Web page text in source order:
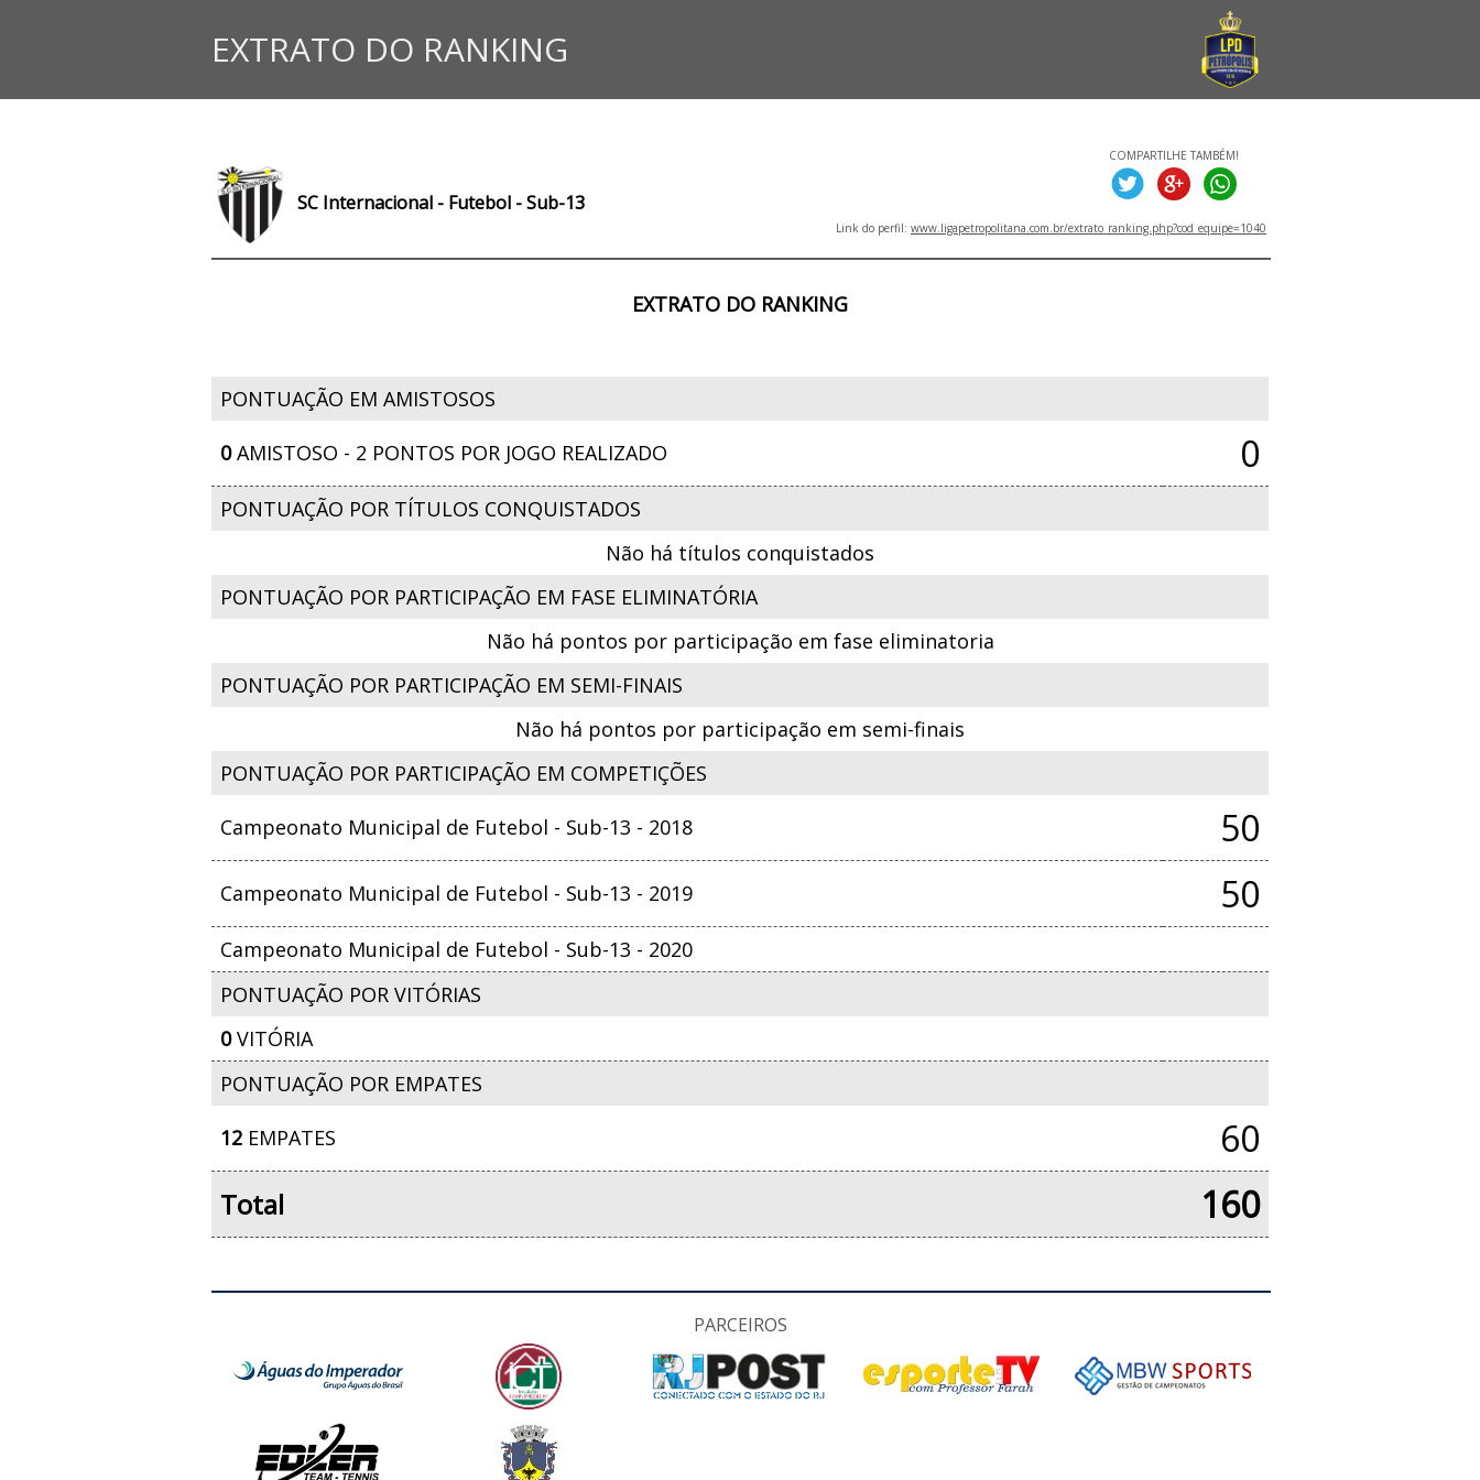
EXTRATO DO RANKING
SC Internacional - Futebol - Sub-13
COMPARTILHE TAMBÉM!
Link do perfil: www.ligapetropolitana.com.br/extrato_ranking.php?cod_equipe=1040
EXTRATO DO RANKING
PONTUAÇÃO EM AMISTOSOS
0AMISTOSO - 2 PONTOS POR JOGO REALIZADO 0
PONTUAÇÃO POR TÍTULOS CONQUISTADOS
Não há títulos conquistados
PONTUAÇÃO POR PARTICIPAÇÃO EM FASE ELIMINATÓRIA
Não há pontos por participação em fase eliminatoria
PONTUAÇÃO POR PARTICIPAÇÃO EM SEMI-FINAIS
Não há pontos por participação em semi-finais
PONTUAÇÃO POR PARTICIPAÇÃO EM COMPETIÇÕES
Campeonato Municipal de Futebol - Sub-13 - 2018 50
Campeonato Municipal de Futebol - Sub-13 - 2019 50
Campeonato Municipal de Futebol - Sub-13 - 2020
PONTUAÇÃO POR VITÓRIAS
0VITÓRIA
PONTUAÇÃO POR EMPATES
12 EMPATES 60
Total 160
PARCEIROS